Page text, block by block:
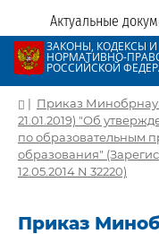
Актуальные
ЗАКОНЫ, КОДЕКСЫ И
НОРМАТИВНО-
РОССИЙСКОЙ
| Приказ
21.01.2019) "Об
по образовательным
образования"
12.05.2014 N 32220)
Приказ